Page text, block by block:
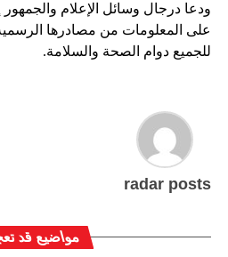
ودعا درجال وسائل الإعلام
على المعلومات من مصادرها الرسمية
للجميع دوام الصحة والسلامة.
radar posts
مواضيع قد